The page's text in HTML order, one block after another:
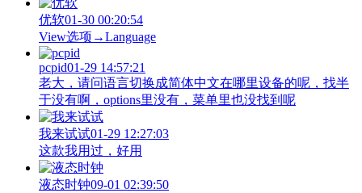
优软01-30 00:20:54
View‌选项→Language
pcpid01-29 14:57:21
老大，请问语言切换成简体中文在哪里设备的呢，找半
于没有啊，options里没有，菜单里也没找到呢
我来试试01-29 12:27:03
这款我用过，好用
液态时钟09-01 02:39:50